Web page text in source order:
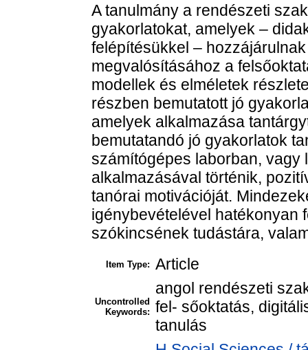
A tanulmány a rendészeti
gyakorlatokat, amelyek –
felépítésükkel –
megvalósításához a
modellek és elméletek
részben bemutatott jó
amelyek alkalmazása
bemutatandó jó gyakorlatok
számítógépes laborban, vagy
alkalmazásával történik,
tanórai motivációját.
igénybevételével hatékonyan
szókincsének tudástára,
Item Type: Article
Uncontrolled
Keywords:
angol rendészeti
fel- sőoktatás,
tanulás